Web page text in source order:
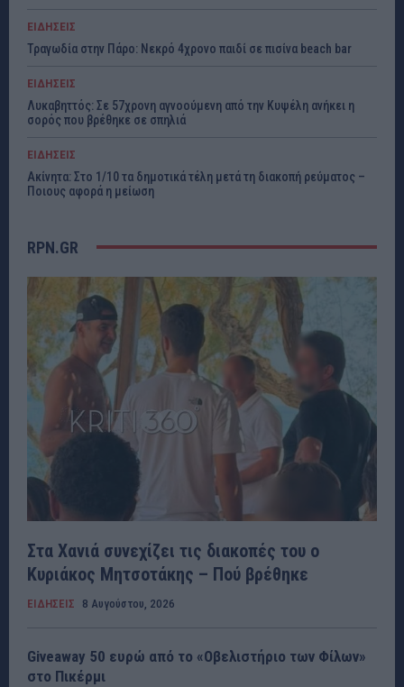
ΕΙΔΗΣΕΙΣ
Τραγωδία στην Πάρο: Νεκρό 4χρονο παιδί σε πισίνα beach bar
ΕΙΔΗΣΕΙΣ
Λυκαβηττός: Σε 57χρονη αγνοούμενη από την Κυψέλη ανήκει η
σορός που βρέθηκε σε σπηλιά
ΕΙΔΗΣΕΙΣ
Ακίνητα: Στο 1/10 τα δημοτικά τέλη μετά τη διακοπή ρεύματος –
Ποιους αφορά η μείωση
RPN.GR
Στα Χανιά συνεχίζει τις διακοπές του ο
Κυριάκος Μητσοτάκης – Πού βρέθηκε
ΕΙΔΗΣΕΙΣ 8 Αυγούστου, 2026
Giveaway 50 ευρώ από το «Οβελιστήριο των Φίλων»
στο Πικέρμι